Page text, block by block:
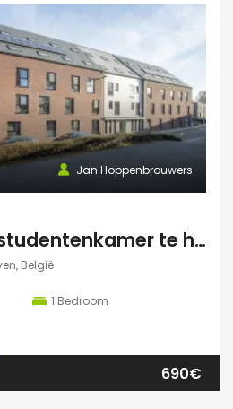
Jan Hoppenbrouwers
Trendy duplex studentenkamer te huur met grote zonnige tuin, grote polyvalente ruimte (chillen, spelletjes…) en fietsenberging
België
1 Bedroom
690€